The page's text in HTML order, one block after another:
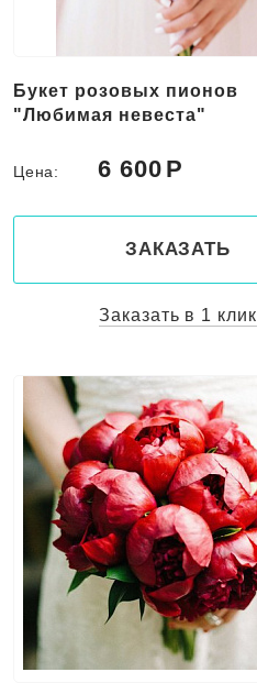
Букет розовых пионов
"Любимая невеста"
Цена: 6 600
ЗАКАЗАТЬ
Заказать в 1 клик